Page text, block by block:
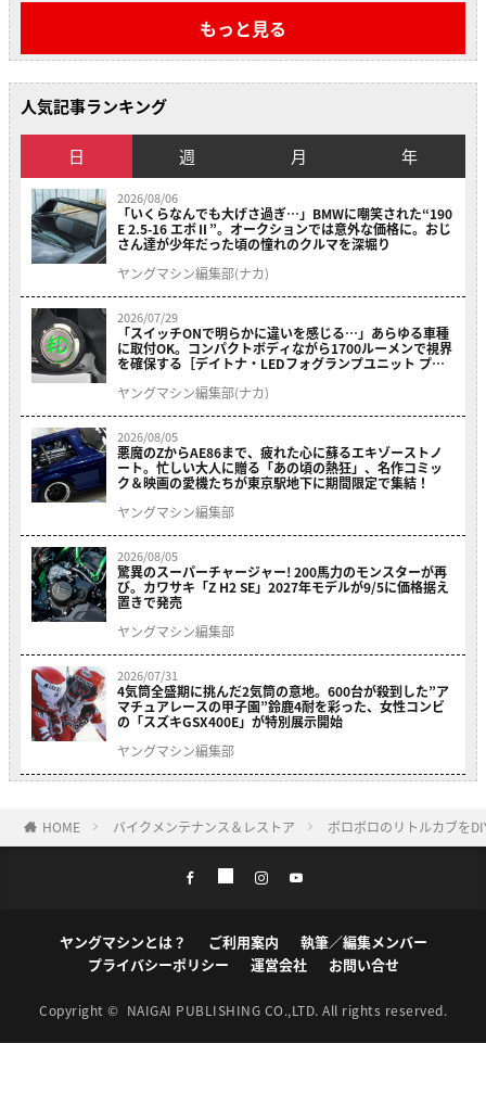
もっと見る
人気記事ランキング
日 週 月 年
2026/08/06
「いくらなんでも大げさ過ぎ…」BMWに嘲笑された“190
E 2.5-16 エボⅡ”。オークションでは意外な価格に。おじ
さん達が少年だった頃の憧れのクルマを深堀り
ヤングマシン編集部(ナカ)
2026/07/29
「スイッチONで明らかに違いを感じる…」あらゆる車種
に取付OK。コンパクトボディながら1700ルーメンで視界
を確保する［デイトナ・LEDフォグランプユニット プレ
ヤングマシン編集部(ナカ)
2026/08/05
悪魔のZからAE86まで、疲れた心に蘇るエキゾーストノ
ート。忙しい大人に贈る「あの頃の熱狂」、名作コミッ
ク＆映画の愛機たちが東京駅地下に期間限定で集結！
ヤングマシン編集部
2026/08/05
驚異のスーパーチャージャー! 200馬力のモンスターが再
び。カワサキ「Z H2 SE」2027年モデルが9/5に価格据え
置きで発売
ヤングマシン編集部
2026/07/31
4気筒全盛期に挑んだ2気筒の意地。600台が殺到した”ア
マチュアレースの甲子園”鈴鹿4耐を彩った、女性コンビ
の「スズキGSX400E」が特別展示開始
ヤングマシン編集部
HOME バイクメンテナンス＆レストア ボロボロのリトルカブを
ヤングマシンとは？ ご利用案内
執筆／編集メンバー
プライバシーポリシー
運営会社 お問い合せ
Copyright © NAIGAI PUBLISHING CO.,LTD. All rights reserved.